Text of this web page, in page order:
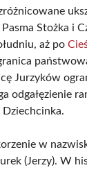
Stożka i
aż po
Jurzyków
odgałęzienie
w
(Jerzy). W